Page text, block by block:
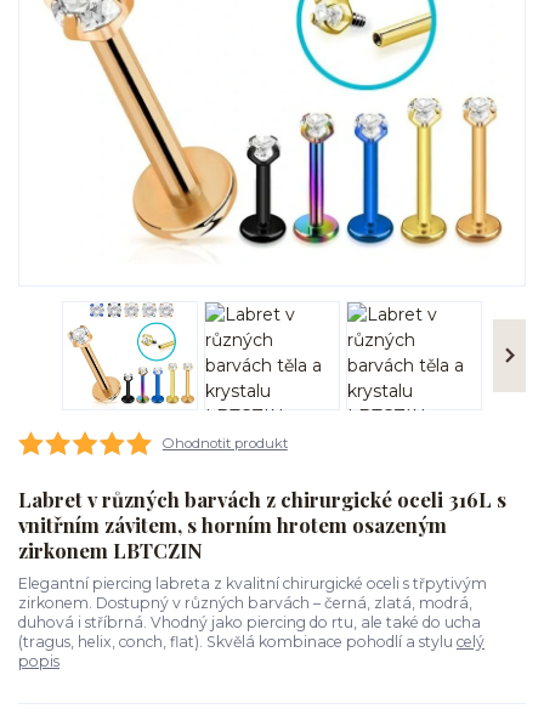
Ohodnotit produkt
Labret v různých barvách z chirurgické oceli 316L s
vnitřním závitem, s horním hrotem osazeným
zirkonem LBTCZIN
Elegantní piercing labreta z kvalitní chirurgické oceli s třpytivým
zirkonem. Dostupný v různých barvách – černá, zlatá, modrá,
duhová i stříbrná. Vhodný jako piercing do rtu, ale také do ucha
(tragus, helix, conch, flat). Skvělá kombinace pohodlí a stylu celý
popis